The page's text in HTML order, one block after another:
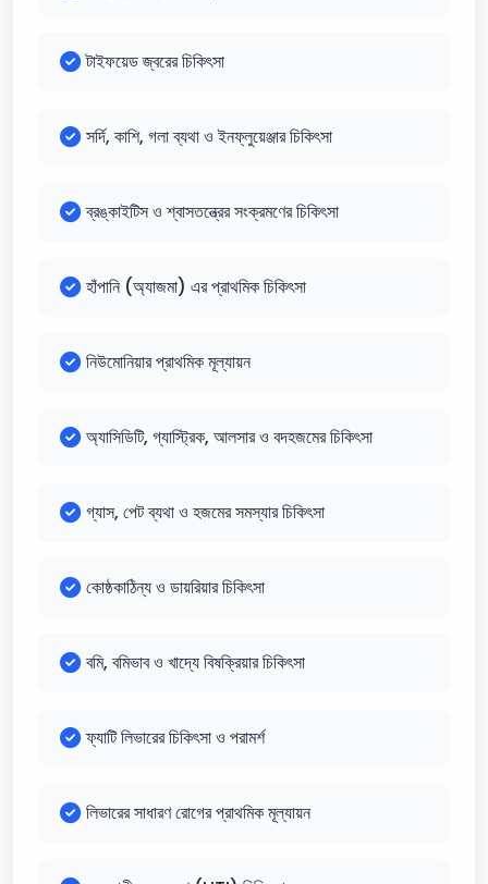
টাইফয়েড জ্বরের চিকিৎসা
সর্দি, কাশি, গলা ব্যথা ও ইনফ্লুয়েঞ্জার চিকিৎসা
ব্রঙ্কাইটিস ও শ্বাসতন্ত্রের সংক্রমণের চিকিৎসা
হাঁপানি (অ্যাজমা) এর প্রাথমিক চিকিৎসা
নিউমোনিয়ার প্রাথমিক মূল্যায়ন
অ্যাসিডিটি, গ্যাস্ট্রিক, আলসার ও বদহজমের চিকিৎসা
গ্যাস, পেট ব্যথা ও হজমের সমস্যার চিকিৎসা
কোষ্ঠকাঠিন্য ও ডায়রিয়ার চিকিৎসা
বমি, বমিভাব ও খাদ্যে বিষক্রিয়ার চিকিৎসা
ফ্যাটি লিভারের চিকিৎসা ও পরামর্শ
লিভারের সাধারণ রোগের প্রাথমিক মূল্যায়ন